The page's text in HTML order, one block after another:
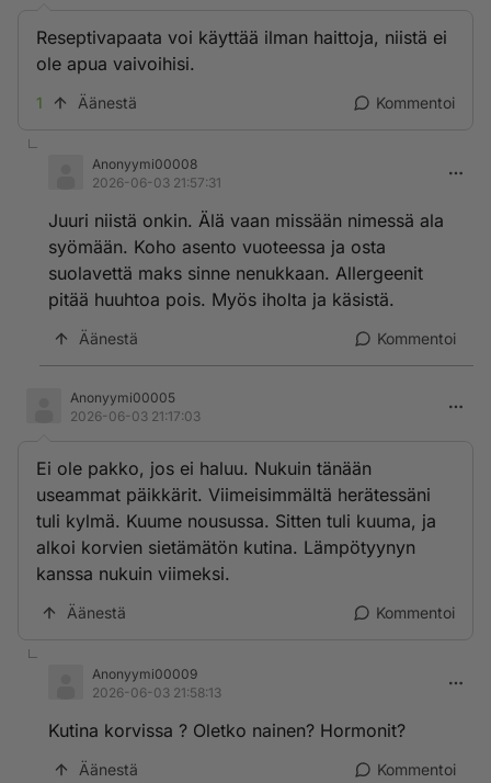
Reseptivapaata voi käyttää ilman haittoja, niistä ei
ole apua vaivoihisi.
1 Äänestä Kommentoi
Anonyymi00008
2026-06-03 21:57:31
Juuri niistä onkin. Älä vaan missään nimessä ala
syömään. Koho asento vuoteessa ja osta
suolavettä maks sinne nenukkaan. Allergeenit
pitää huuhtoa pois. Myös iholta ja käsistä.
Äänestä Kommentoi
Anonyymi00005
2026-06-03 21:17:03
Ei ole pakko, jos ei haluu. Nukuin tänään
useammat päikkärit. Viimeisimmältä herätessäni
tuli kylmä. Kuume nousussa. Sitten tuli kuuma, ja
alkoi korvien sietämätön kutina. Lämpötyynyn
kanssa nukuin viimeksi.
Äänestä Kommentoi
Anonyymi00009
2026-06-03 21:58:13
Kutina korvissa ? Oletko nainen? Hormonit?
Äänestä Kommentoi